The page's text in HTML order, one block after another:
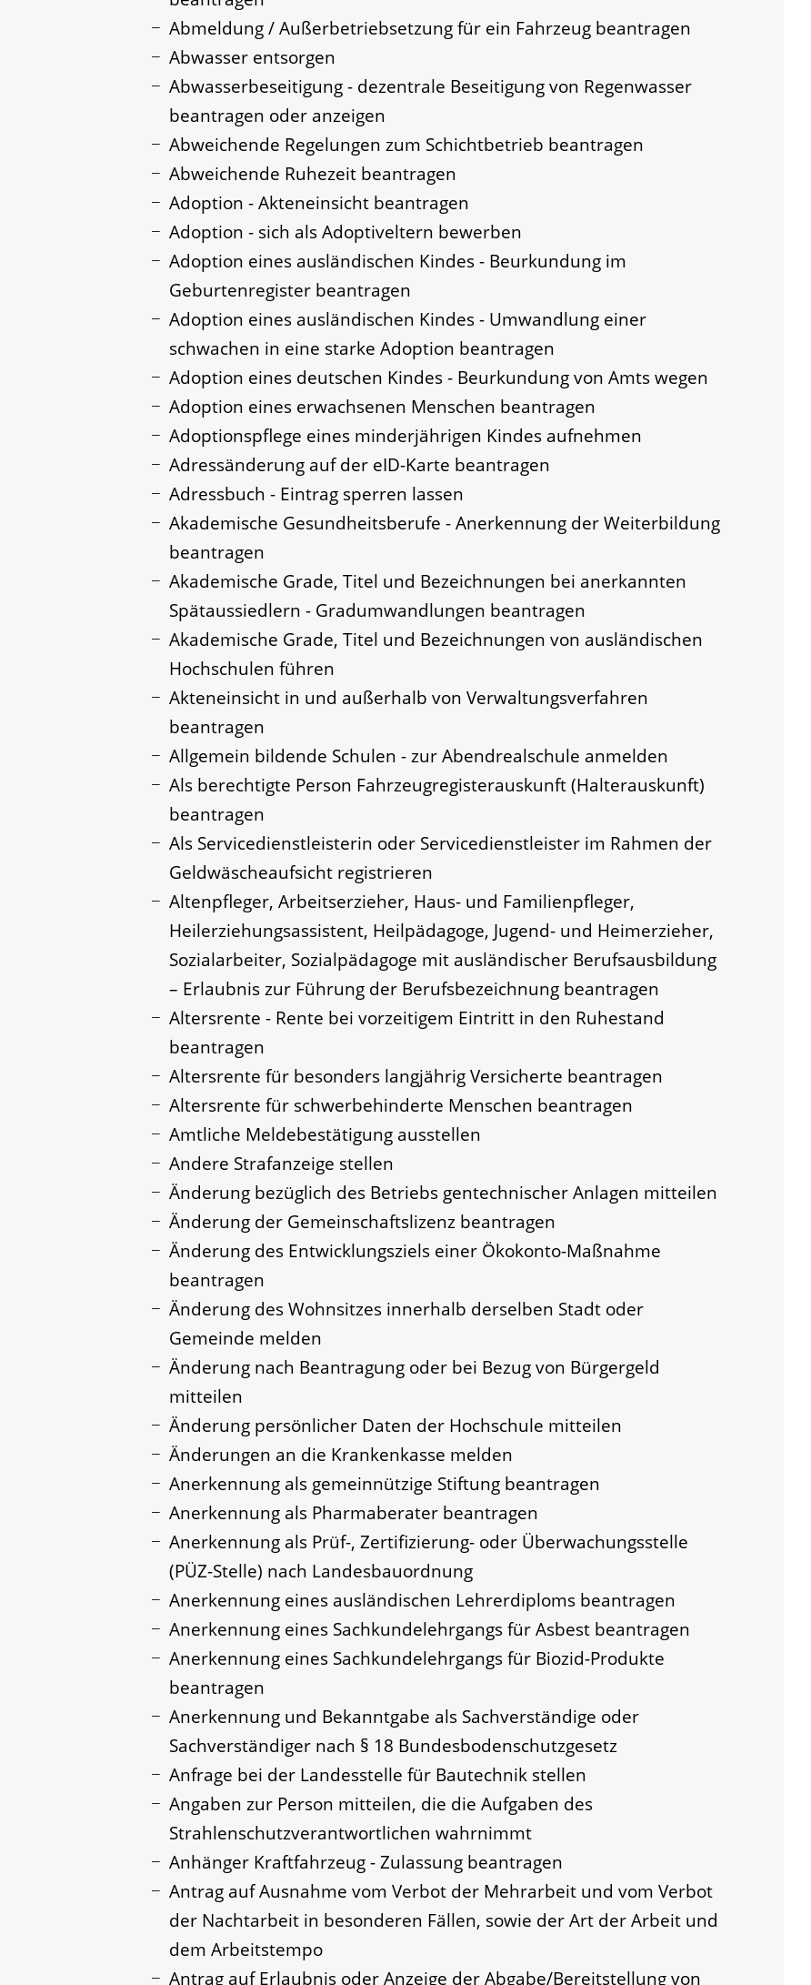
Abmeldung / Außerbetriebsetzung für ein Fahrzeug beantragen
Abwasser entsorgen
Abwasserbeseitigung - dezentrale Beseitigung von Regenwasser
beantragen oder anzeigen
Abweichende Regelungen zum Schichtbetrieb beantragen
Abweichende Ruhezeit beantragen
Adoption - Akteneinsicht beantragen
Adoption - sich als Adoptiveltern bewerben
Adoption eines ausländischen Kindes - Beurkundung im
Geburtenregister beantragen
Adoption eines ausländischen Kindes - Umwandlung einer
schwachen in eine starke Adoption beantragen
Adoption eines deutschen Kindes - Beurkundung von Amts wegen
Adoption eines erwachsenen Menschen beantragen
Adoptionspflege eines minderjährigen Kindes aufnehmen
Adressänderung auf der eID-Karte beantragen
Adressbuch - Eintrag sperren lassen
Akademische Gesundheitsberufe - Anerkennung der Weiterbildung
beantragen
Akademische Grade, Titel und Bezeichnungen bei anerkannten
Spätaussiedlern - Gradumwandlungen beantragen
Akademische Grade, Titel und Bezeichnungen von ausländischen
Hochschulen führen
Akteneinsicht in und außerhalb von Verwaltungsverfahren
beantragen
Allgemein bildende Schulen - zur Abendrealschule anmelden
Als berechtigte Person Fahrzeugregisterauskunft (Halterauskunft)
beantragen
Als Servicedienstleisterin oder Servicedienstleister im Rahmen der
Geldwäscheaufsicht registrieren
Altenpfleger, Arbeitserzieher, Haus- und Familienpfleger,
Heilerziehungsassistent, Heilpädagoge, Jugend- und Heimerzieher,
Sozialarbeiter, Sozialpädagoge mit ausländischer Berufsausbildung
– Erlaubnis zur Führung der Berufsbezeichnung beantragen
Altersrente - Rente bei vorzeitigem Eintritt in den Ruhestand
beantragen
Altersrente für besonders langjährig Versicherte beantragen
Altersrente für schwerbehinderte Menschen beantragen
Amtliche Meldebestätigung ausstellen
Andere Strafanzeige stellen
Änderung bezüglich des Betriebs gentechnischer Anlagen mitteilen
Änderung der Gemeinschaftslizenz beantragen
Änderung des Entwicklungsziels einer Ökokonto-Maßnahme
beantragen
Änderung des Wohnsitzes innerhalb derselben Stadt oder
Gemeinde melden
Änderung nach Beantragung oder bei Bezug von Bürgergeld
mitteilen
Änderung persönlicher Daten der Hochschule mitteilen
Änderungen an die Krankenkasse melden
Anerkennung als gemeinnützige Stiftung beantragen
Anerkennung als Pharmaberater beantragen
Anerkennung als Prüf-, Zertifizierung- oder Überwachungsstelle
(PÜZ-Stelle) nach Landesbauordnung
Anerkennung eines ausländischen Lehrerdiploms beantragen
Anerkennung eines Sachkundelehrgangs für Asbest beantragen
Anerkennung eines Sachkundelehrgangs für Biozid-Produkte
beantragen
Anerkennung und Bekanntgabe als Sachverständige oder
Sachverständiger nach § 18 Bundesbodenschutzgesetz
Anfrage bei der Landesstelle für Bautechnik stellen
Angaben zur Person mitteilen, die die Aufgaben des
Strahlenschutzverantwortlichen wahrnimmt
Anhänger Kraftfahrzeug - Zulassung beantragen
Antrag auf Ausnahme vom Verbot der Mehrarbeit und vom Verbot
der Nachtarbeit in besonderen Fällen, sowie der Art der Arbeit und
dem Arbeitstempo
Antrag auf Erlaubnis oder Anzeige der Abgabe/Bereitstellung von